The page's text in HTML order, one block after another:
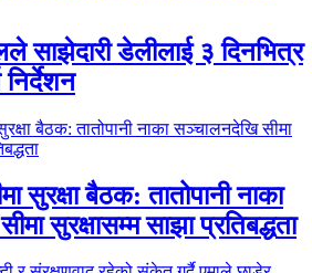
साझेदारी डेलीलाई ३ दिनभित्र
सुरक्षा बैठक: तातोपानी नाका
सुरक्षासम्म साझा प्रतिबद्धता